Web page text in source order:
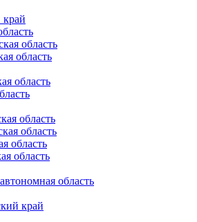
край
область
область
область
область
область
область
область
область
край